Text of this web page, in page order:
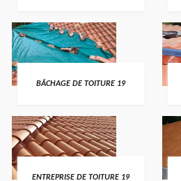
BÂCHAGE DE TOITURE 19
ENTREPRISE DE TOITURE 19